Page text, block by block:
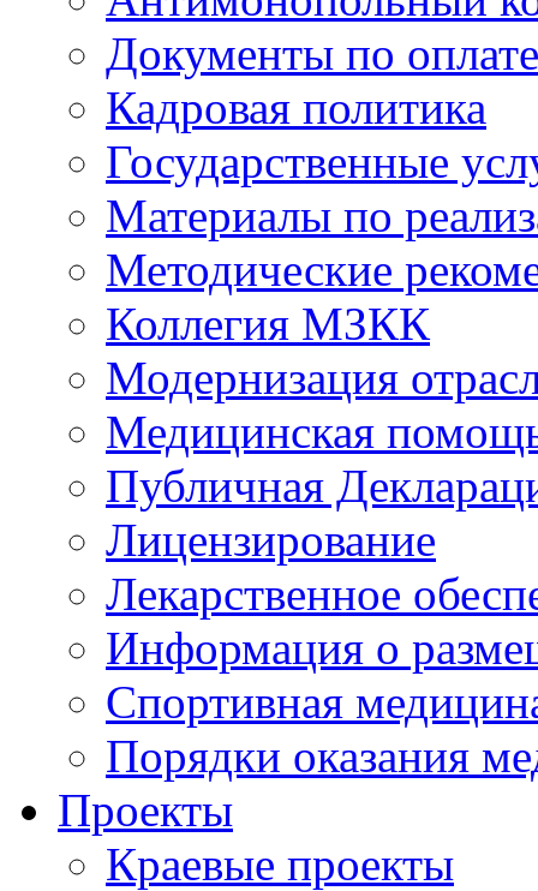
Документы по
Кадровая политика
Государственные
Материалы по
Методические
Коллегия МЗКК
Модернизация
Медицинская
Публичная
Лицензирование
Лекарственное
Информация о
Спортивная
Порядки оказания
Проекты
Краевые проекты